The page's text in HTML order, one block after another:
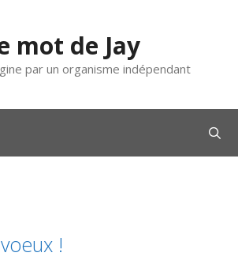
mot de Jay
par un organisme indépendant
!